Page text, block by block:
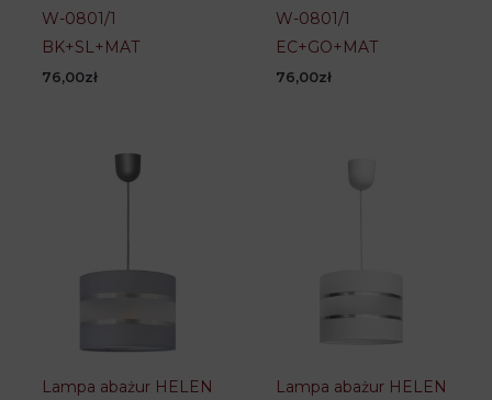
W-0801/1
BK+SL+MAT
76,00zł
W-0801/1
EC+GO+MAT
76,00zł
Lampa abażur HELEN
Lampa abażur HELEN